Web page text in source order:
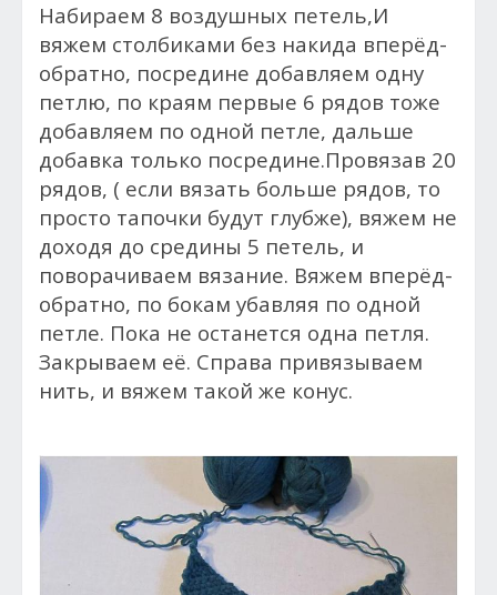
Набираем 8 воздушных петель,И
вяжем столбиками без накида вперёд-
обратно, посредине добавляем одну
петлю, по краям первые 6 рядов тоже
добавляем по одной петле, дальше
добавка только посредине.Провязав 20
рядов, ( если вязать больше рядов, то
просто тапочки будут глубже), вяжем не
доходя до средины 5 петель, и
поворачиваем вязание. Вяжем вперёд-
обратно, по бокам убавляя по одной
петле. Пока не останется одна петля.
Закрываем её. Справа привязываем
нить, и вяжем такой же конус.